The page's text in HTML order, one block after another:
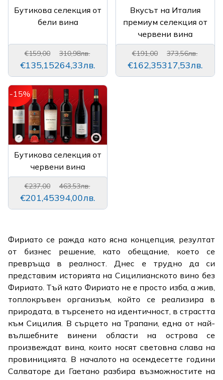
Бутикова селекция от
бели вина
€159,00
€135,15
310,98лв.
264,33лв.
Вкусът на Италия
премиум селекция от
червени вина
€191,00
€162,35
373,56лв.
317,53лв.
-15%
Бутикова селекция от
червени вина
€237,00
€201,45
463,53лв.
394,00лв.
Фириато се ражда като ясна концепция, резултат
от бизнес решение, като обещание, което се
превръща в реалност. Днес е трудно да си
представим историята на Сицилианското вино без
Фириато. Тъй като Фириато не е просто изба, а жив,
топлокръвен организъм, който се реализира в
природата, в търсенето на идентичност, в страстта
към Сицилия. В сърцето на Трапани, една от най-
вълшебните винени области на острова се
произвеждат вина, които носят световна слава на
провиницията. В началото на осемдесетте години
Салваторе ди Гаетано разбира възможностите на